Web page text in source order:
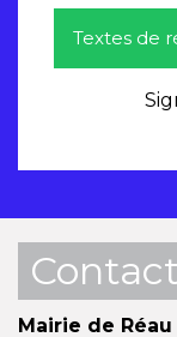
Textes de
Mairie de Réau